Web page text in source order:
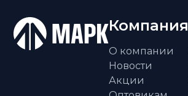
Компания
О компании
Новости
Акции